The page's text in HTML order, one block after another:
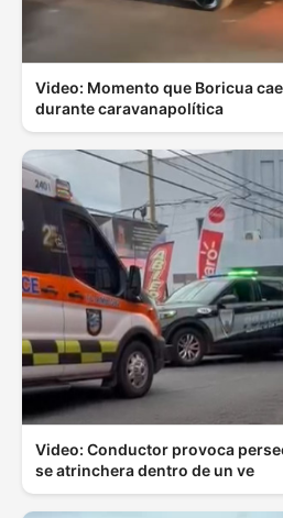
Video: Momento que Boricua
durante caravanapolítica
Video: Conductor provoca
se atrinchera dentro de un ve